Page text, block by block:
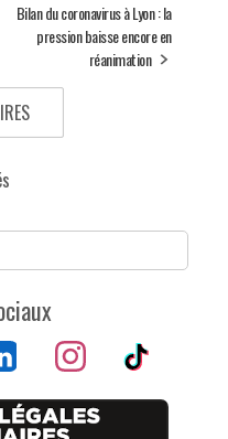
Bilan du coronavirus à Lyon : la
pression baisse encore en
réanimation